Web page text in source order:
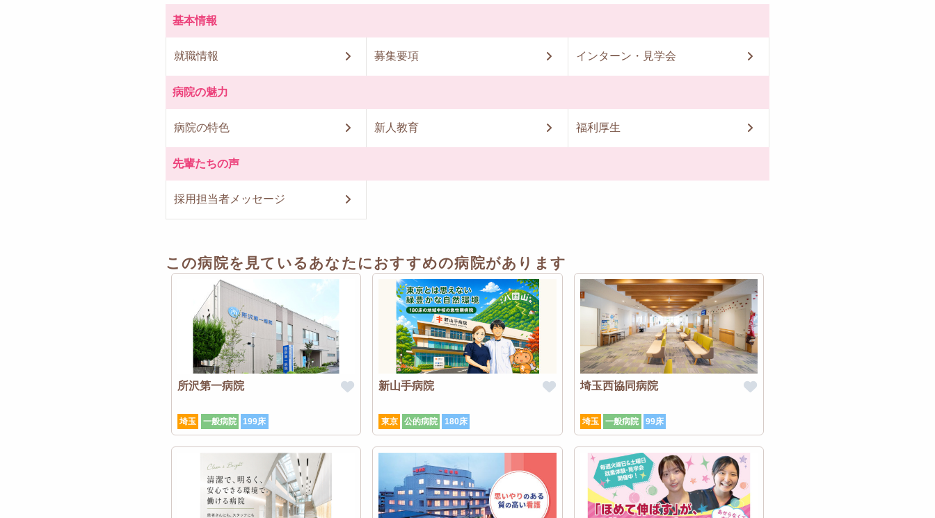
基本情報
就職情報 募集要項 インターン・見学会
病院の魅力
病院の特色 新人教育 福利厚生
先輩たちの声
採用担当者メッセージ
この病院を見ているあなたにおすすめの病院があります
所沢第一病院
埼玉 一般病院 199床
新山手病院
東京 公的病院 180床
埼玉西協同病院
埼玉 一般病院 99床